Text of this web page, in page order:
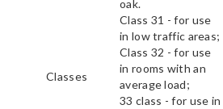
oak.
Classes
Class 31 - for use
in low traffic areas;
Class 32 - for use
in rooms with an
average load;
33 class - for use in